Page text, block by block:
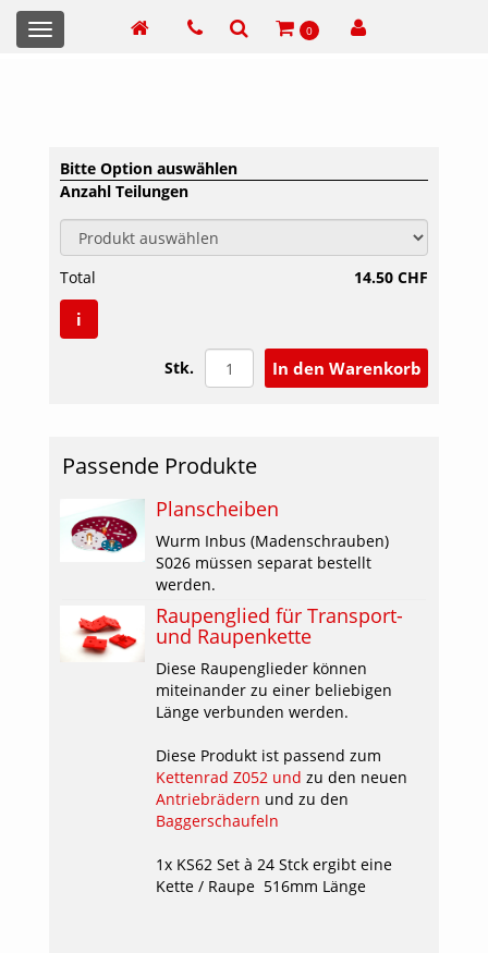
0
Toggle
navigation
Bitte Option auswählen
Anzahl Teilungen
Total 14.50 CHF
Stk.
i
Passende Produkte
Planscheiben
Wurm Inbus (Madenschrauben)
S026 müssen separat bestellt
werden.
Raupenglied für Transport-
und Raupenkette
Diese Raupenglieder können
miteinander zu einer beliebigen
Länge verbunden werden.
Diese Produkt ist passend zum
Kettenrad Z052 und zu den neuen
Antriebrädern und zu den
Baggerschaufeln
1x KS62 Set à 24 Stck ergibt eine
Kette / Raupe 516mm Länge